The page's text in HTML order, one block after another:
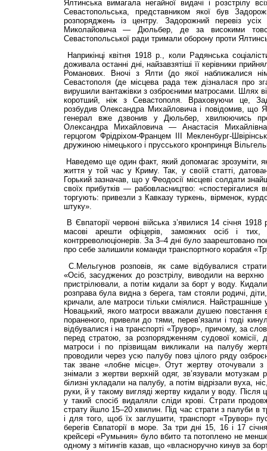
Ялтинська вимагала негайної видачі і розстрілу
Севастопольська, представником якої був
розпоряджень із центру. Задорожний перевіз
Миколайовича — Дюльбер, де за високими
Севастопольської ради тримали оборону проти
Наприкінці квітня 1918 р., коли Радянська
доживала останні дні, найзавзятіші її керівники
Романових. Вночі з Ялти (до якої наближалися
Севастополя (де місцева рада теж дізналася про
вирушили вантажівки з озброєними матросами. Шлях
коротший, ніж з Севастополя. Враховуючи це,
розбудив Олександра Михайловича і повідомив, що
генерал вже дзвонив у Дюльбер, хвилюючись
Олександра Михайловича — Анастасія
герцогом Фрідріхом-Францем III Мекленбург-
дружиною німецького і прусського кронпринця
Наведемо ще один факт, який допомагає зрозуміти,
життя у той час у Криму. Так, у своїй статті,
Горький зазначав, що у Феодосії місцеві солдати
своїх прибутків — рабовласництво: «спостерігалися
торгують: привезли з Кавказу туркень, вірменок,
штуку».
В Євпаторії червоні війська з’явилися 14 січня
масові арешти офіцерів, заможних осіб і
контрреволюціонерів. За 3–4 дні було заарештовано
про себе залишили команди транспортного корабля
С.Мельгунов розповів, як саме відбувалися
«Осіб, засуджених до розстрілу, виводили на
пристрілювали, а потім кидали за борт у воду.
розправа була видна з берега, там стояли родичі,
кричали, але матроси тільки сміялися. Найстрашніше
Новацький, якого матроси вважали душею повстання
пораненого, привели до тями, перев’язали і тоді
відбувалися і на транспорті «Трувор», причому, за
перед стратою, за розпорядженням судової комісії,
матроси і по прізвищам викликали на палубу
проводили через усю палубу повз цілого ряду
так зване «лобне місце». Отут жертву оточували з
знімали з жертви верхній одяг, зв’язували мотузкам
білизні укладали на палубу, а потім відрізали вуха,
руки, й у такому вигляді жертву кидали у воду. Після
у такий спосіб видаляли сліди крові. Страти
страту йшло 15–20 хвилин. Під час страти з палуби в
і для того, щоб їх заглушити, транспорт «Трувор»
берегів Євпаторії в море. За три дні 15, 16 і 17
крейсері «Румыния» було вбито та потоплено не
одному з мітингів казав, що «власноручно кинув за